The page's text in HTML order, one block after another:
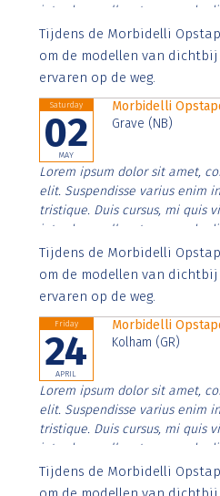
interdum nulla, ut commodo
Aenean faucibus nibh et justo
imperdiet. Nunc ut sem vitae
Tijdens de Morbidelli
om de modellen van
ervaren op de weg.
Saturday
02
MAY
Morbidelli
Grave (NB)
Lorem ipsum dolor sit amet,
elit. Suspendisse varius enim
tristique. Duis cursus, mi quis
interdum nulla, ut commodo
Aenean faucibus nibh et justo
imperdiet. Nunc ut sem vitae
Tijdens de Morbidelli
om de modellen van
ervaren op de weg.
Friday
24
APRIL
Morbidelli
Kolham (GR)
Lorem ipsum dolor sit amet,
elit. Suspendisse varius enim
tristique. Duis cursus, mi quis
interdum nulla, ut commodo
Aenean faucibus nibh et justo
imperdiet. Nunc ut sem vitae
Tijdens de Morbidelli